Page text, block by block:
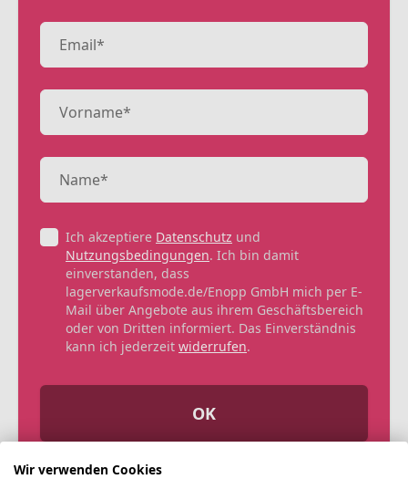
Ich akzeptiere Datenschutz und
Nutzungsbedingungen. Ich bin damit
einverstanden, dass
lagerverkaufsmode.de/Enopp GmbH mich per E-
Mail über Angebote aus ihrem Geschäftsbereich
oder von Dritten informiert. Das Einverständnis
kann ich jederzeit widerrufen.
OK
Wir verwenden Cookies